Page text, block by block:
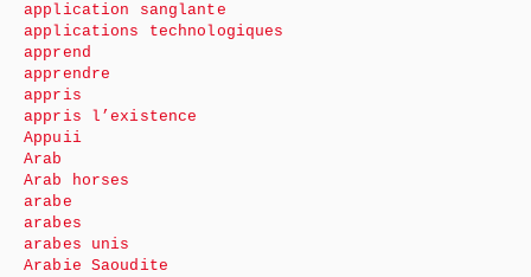
application sanglante
applications technologiques
apprend
apprendre
appris
appris l’existence
Appuii
Arab
Arab horses
arabe
arabes
arabes unis
Arabie Saoudite